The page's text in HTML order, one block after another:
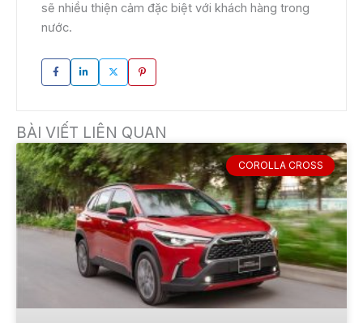
sẽ nhiều thiện cảm đặc biệt với khách hàng trong
nước.
BÀI VIẾT LIÊN QUAN
COROLLA CROSS